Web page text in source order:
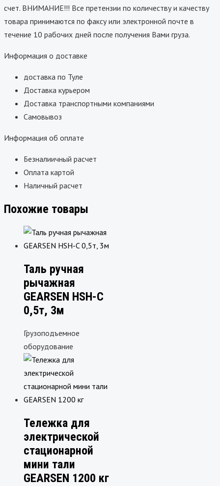
счет. ВНИМАНИЕ!!! Все претензии по количеству и качеству
товара принимаются по факсу или электронной почте в
течение 10 рабочих дней после получения Вами груза.
Информация о доставке
доставка по Туле
Доставка курьером
Доставка транспортными компаниями
Самовывоз
Информация об оплате
Безналиичный расчет
Оплата картой
Наличный расчет
Похожие товары
Таль ручная
рычажная
GEARSEN HSH-C
0,5т, 3м
Грузоподъемное
оборудование
Тележка для
электрической
стационарной
мини тали
GEARSEN 1200 кг